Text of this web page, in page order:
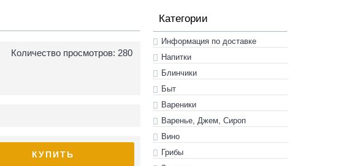
Категории
Информация по доставке
Hапитки
Блинчики
Быт
Вареники
Варенье, Джем, Сироп
Вино
Грибы
Количество просмотров: 280
КУПИТЬ